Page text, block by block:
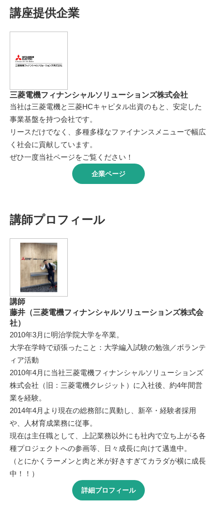
講座提供企業
三菱電機フィナンシャルソリューションズ株式会社
当社は三菱電機と三菱HCキャピタル出資のもと、安定した
事業基盤を持つ会社です。
リースだけでなく、多種多様なファイナンスメニューで幅広
く社会に貢献しています。
ぜひ一度当社ページをご覧ください！
企業ページ
講師プロフィール
講師
藤井（三菱電機フィナンシャルソリューションズ株式会
社）
2010年3月に明治学院大学を卒業。
大学在学時で頑張ったこと：大学編入試験の勉強／ボランテ
ィア活動
2010年4月に当社三菱電機フィナンシャルソリューションズ
株式会社（旧：三菱電機クレジット）に入社後、約4年間営
業を経験。
2014年4月より現在の総務部に異動し、新卒・経験者採用
や、人材育成業務に従事。
現在は主任職として、上記業務以外にも社内で立ち上がる各
種プロジェクトへの参画等、日々成長に向けて邁進中。
（とにかくラーメンと肉と米が好きすぎてカラダが横に成長
中！！）
詳細プロフィール